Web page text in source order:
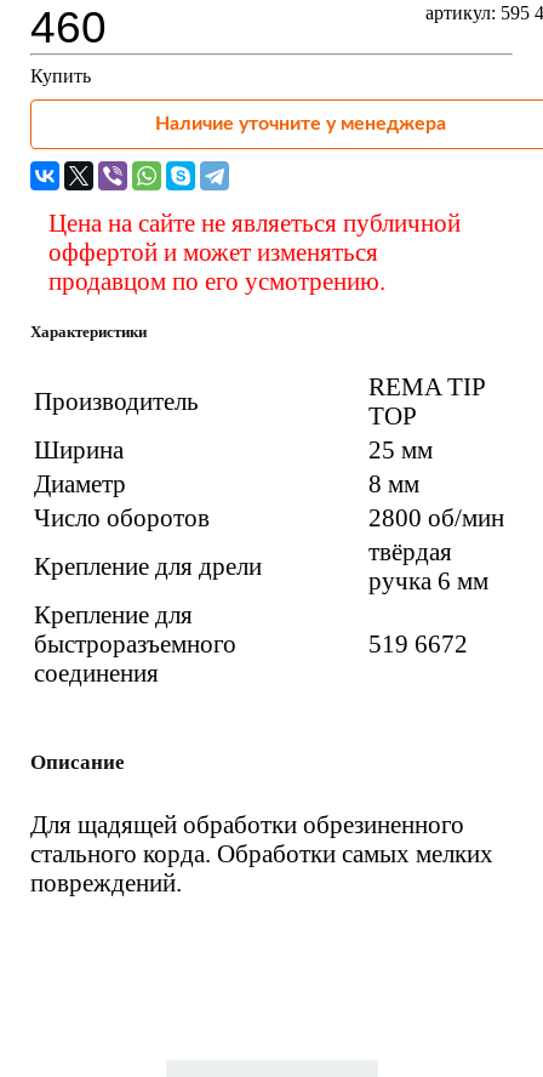
артикул: 595
460
Купить
Наличие уточните у менеджера
Цена на сайте не являеться публичной
оффертой и может изменяться
продавцом по его усмотрению.
Характеристики
Производитель
REMA TIP
TOP
Ширина
25 мм
Диаметр
8 мм
Число оборотов
2800 об/мин
Крепление для дрели
твёрдая
ручка 6 мм
Крепление для
быстроразъемного
соединения
519 6672
Описание
Для щадящей обработки обрезиненного
стального корда. Oбработки самых мелких
повреждений.